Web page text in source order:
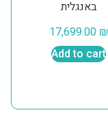
באנגלית
17,699.00 ₪
Add to cart